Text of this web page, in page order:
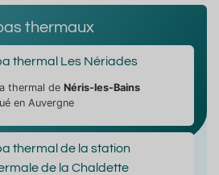
thermaux
thermal Les Nériades
thermal de Néris-les-Bains
en Auvergne
thermal de la station
de la Chaldette